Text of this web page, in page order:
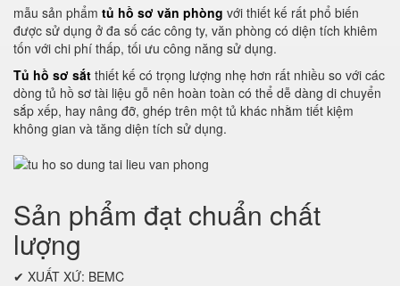
mẫu sản phẩm tủ hồ sơ văn phòng với thiết kế rất phổ biến
được sử dụng ở đa số các công ty, văn phòng có diện tích khiêm
tốn với chi phí thấp, tối ưu công năng sử dụng.
Tủ hồ sơ sắt thiết kế có trọng lượng nhẹ hơn rất nhiều so với các
dòng tủ hồ sơ tài liệu gỗ nên hoàn toàn có thể dễ dàng di chuyển
sắp xếp, hay nâng đỡ, ghép trên một tủ khác nhằm tiết kiệm
không gian và tăng diện tích sử dụng.
Sản phẩm đạt chuẩn chất
lượng
✔ XUẤT XỨ: BEMC